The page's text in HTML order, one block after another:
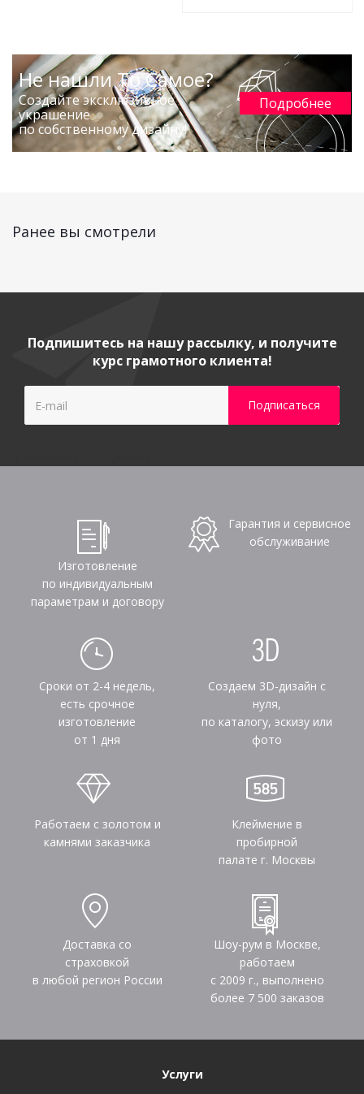
Не нашли То Самое?
Создайте эксклюзивное
украшение
по собственному дизайну!
Подробнее
Ранее вы смотрели
Подпишитесь на нашу рассылку, и получите
курс грамотного клиента!
Изготовление
по индивидуальным
параметрам и договору
Гарантия и сервисное
обслуживание
Сроки от 2-4 недель,
есть срочное
изготовление
от 1 дня
Создаем 3D-дизайн с
нуля,
по каталогу, эскизу или
фото
Работаем с золотом и
камнями заказчика
Клеймение в
пробирной
палате г. Москвы
Доставка со
страховкой
в любой регион России
Шоу-рум в Москве,
работаем
с 2009 г., выполнено
более 7 500 заказов
Услуги